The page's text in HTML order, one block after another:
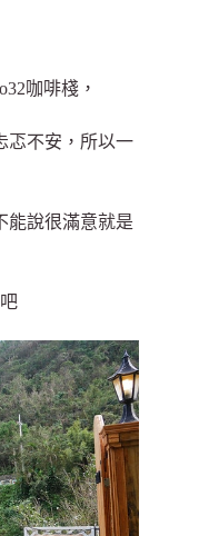
咖啡棧，
忑不安，所以一
能說很滿意就是